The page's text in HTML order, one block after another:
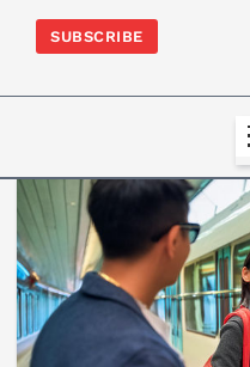
SUBSCRIBE